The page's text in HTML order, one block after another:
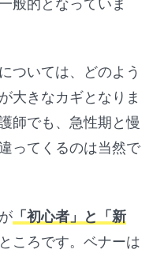
般的となっていま
ついては、どのよう
大きなカギとなりま
師でも、急性期と慢
ってくるのは当然で
「初心者」と「新
ころです。ベナーは